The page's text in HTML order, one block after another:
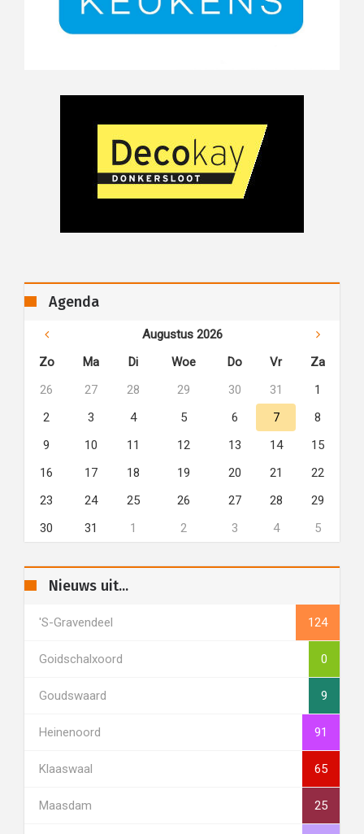
Agenda
Augustus 2026
Zo
Ma Di Woe Do Vr
Za
26
27 28 29 30 31
1
2
3 4 5 6 7
8
9
10 11 12 13 14
15
16
17 18 19 20 21
22
23
24 25 26 27 28
29
30
31 1 2 3 4 5
Nieuws uit...
's-Gravendeel 124
Goidschalxoord 0
Goudswaard 9
Heinenoord 91
Klaaswaal 65
Maasdam 25